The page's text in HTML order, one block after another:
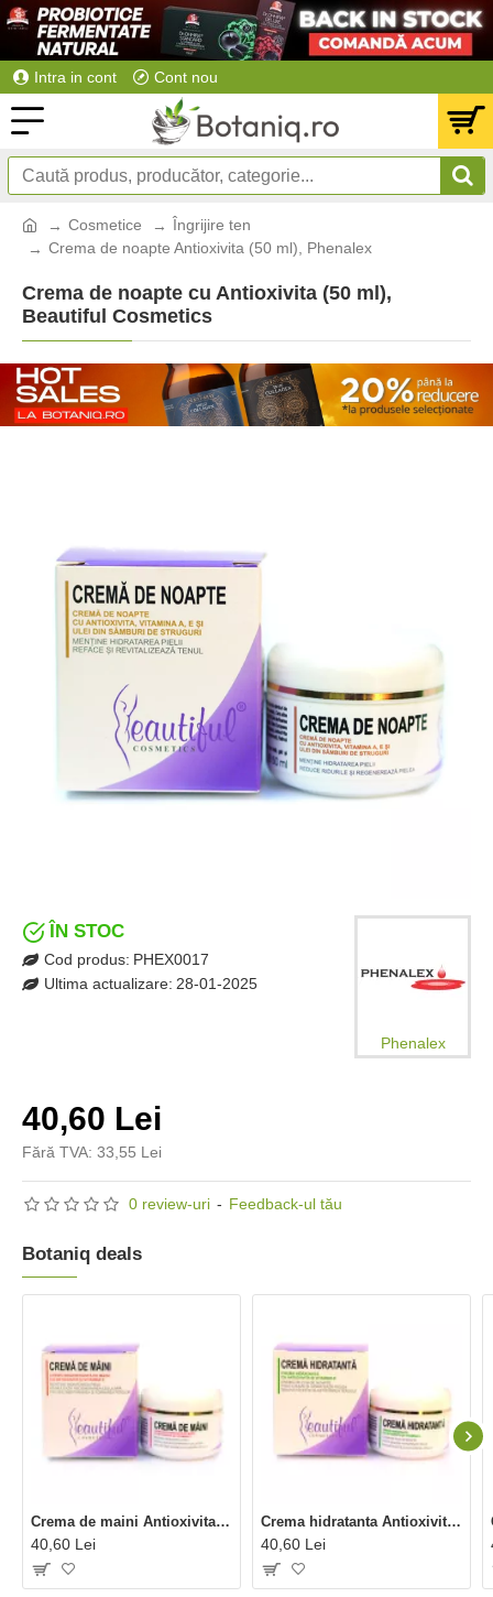
Intra in cont Cont nou
Cosmetice
Îngrijire ten
Crema de noapte Antioxivita (50 ml), Phenalex
Crema de noapte cu Antioxivita (50 ml),
Beautiful Cosmetics
0 review-uri - Feedback-ul tău
40,60 Lei
Fără TVA: 33,55 Lei
ÎN STOC
Cod produs: PHEX0017
Ultima actualizare: 28-01-2025
Phenalex
Botaniq deals
Crema de maini Antioxivita (50 ml), Phenalex
40,60 Lei
Crema hidratanta Antioxivita (50 ml), Phenalex
40,60 Lei